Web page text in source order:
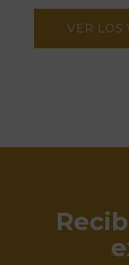
VER LOS